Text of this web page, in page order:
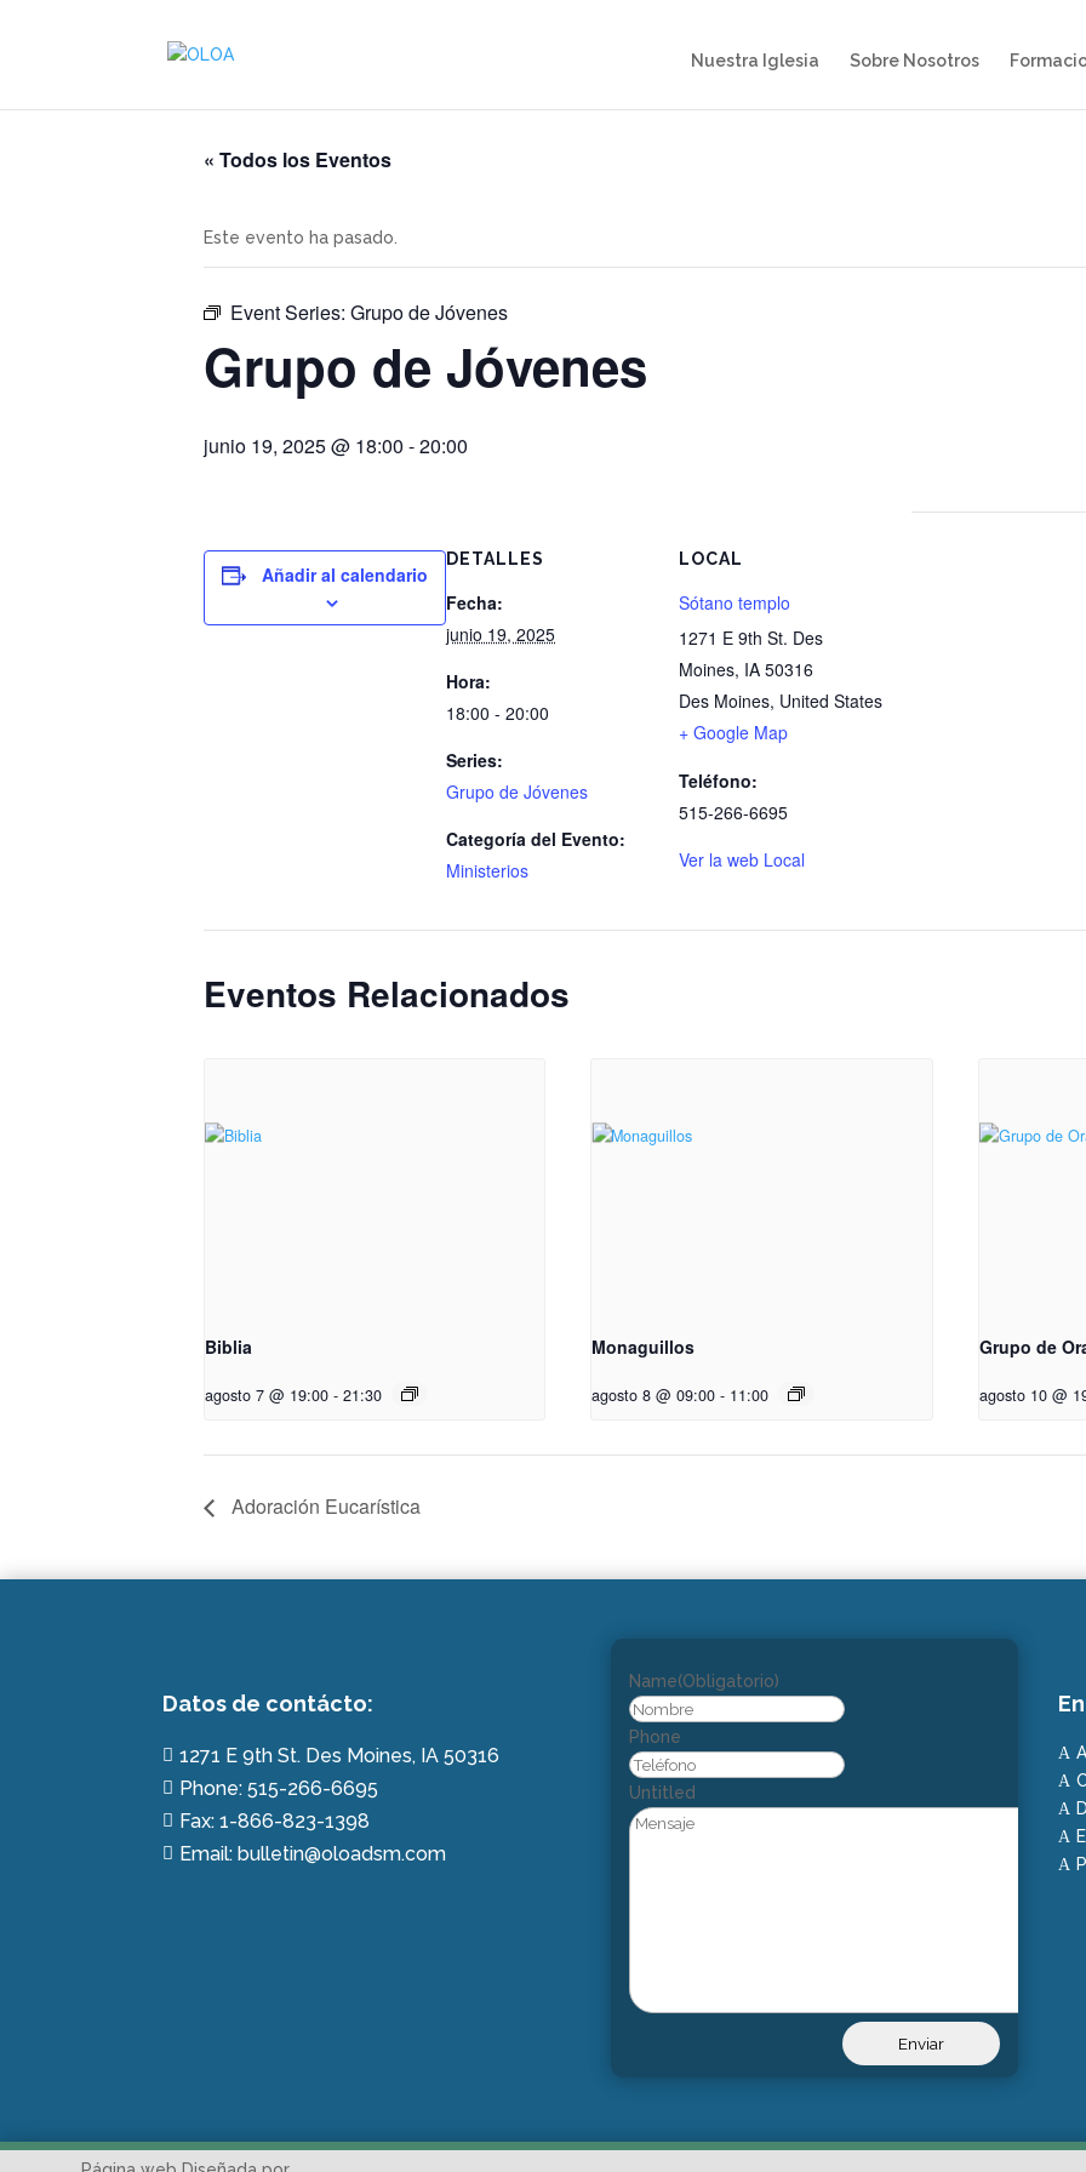
Nuestra Iglesia Sobre Nosotros
« Todos los Eventos
Este evento ha pasado.
Event Series: Grupo de Jóvenes
Grupo de Jóvenes
junio 19, 2025 @ 18:00 -20:00
Añadir al calendario
DETALLES
Fecha:
junio 19, 2025
Hora:
18:00 - 20:00
Series:
Grupo de Jóvenes
Categoría del Evento:
Ministerios
LOCAL
Sótano templo
1271 E 9th St. Des
Moines, IA 50316
Des Moines, United States
+ Google Map
Teléfono:
515-266-6695
Ver la web Local
Eventos Relacionados
Biblia
agosto 7 @ 19:00 - 21:30
Monaguillos
agosto 8 @ 09:00 - 11:00
Grupo de
agosto 10 @
Adoración Eucarística
Datos de contácto:
 1271 E 9th St. Des Moines, IA 50316
 Phone: 515-266-6695
 Fax: 1-866-823-1398
 Email: bulletin@oloadsm.com
Name(Obligatorio)
Nombre
Phone
Untitled
A
A
A
A
A